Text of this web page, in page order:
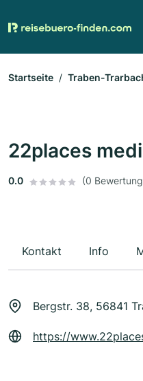
Startseite Traben-
22places
0.0 (0
Kontakt Info
Bergstr. 38, 56841
https://